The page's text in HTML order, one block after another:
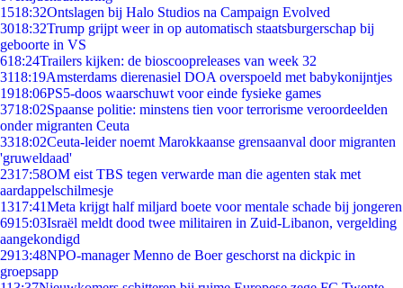
1518:32Ontslagen bij Halo Studios na Campaign Evolved
3018:32Trump grijpt weer in op automatisch staatsburgerschap bij
geboorte in VS
618:24Trailers kijken: de bioscoopreleases van week 32
3118:19Amsterdams dierenasiel DOA overspoeld met babykonijntjes
1918:06PS5-doos waarschuwt voor einde fysieke games
3718:02Spaanse politie: minstens tien voor terrorisme veroordeelden
onder migranten Ceuta
3318:02Ceuta-leider noemt Marokkaanse grensaanval door migranten
'gruweldaad'
2317:58OM eist TBS tegen verwarde man die agenten stak met
aardappelschilmesje
1317:41Meta krijgt half miljard boete voor mentale schade bij jongeren
6915:03Israël meldt dood twee militairen in Zuid-Libanon, vergelding
aangekondigd
2913:48NPO-manager Menno de Boer geschorst na dickpic in
groepsapp